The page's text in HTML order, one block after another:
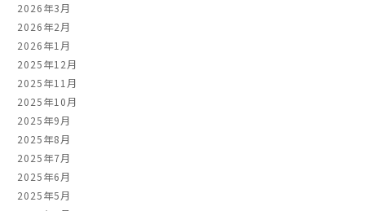
2026年3月
2026年2月
2026年1月
2025年12月
2025年11月
2025年10月
2025年9月
2025年8月
2025年7月
2025年6月
2025年5月